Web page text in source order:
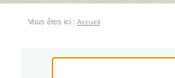
Vous êtes ici : Accueil